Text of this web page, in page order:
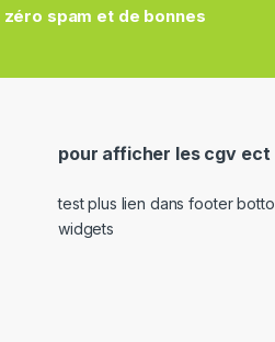
zéro spam et de bonnes
pour afficher les cgv ect
test plus lien dans footer
widgets